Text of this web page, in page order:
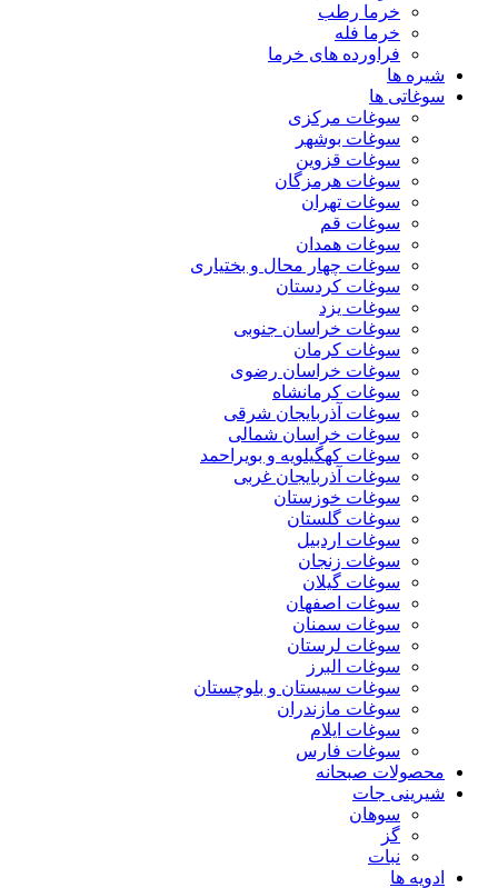
خرما رطب
خرما فله
فراورده های خرما
شیره ها
سوغاتی ها
سوغات مرکزی
سوغات بوشهر
سوغات قزوین
سوغات هرمزگان
سوغات تهران
سوغات قم
سوغات همدان
سوغات چهار محال و بختیاری
سوغات کردستان
سوغات یزد
سوغات خراسان جنوبی
سوغات کرمان
سوغات خراسان رضوی
سوغات کرمانشاه
سوغات آذربایجان شرقی
سوغات خراسان شمالی
سوغات کهگیلویه و بویراحمد
سوغات آذربایجان غربی
سوغات خوزستان
سوغات گلستان
سوغات اردبیل
سوغات زنجان
سوغات گیلان
سوغات اصفهان
سوغات سمنان
سوغات لرستان
سوغات البرز
سوغات سیستان و بلوچستان
سوغات مازندران
سوغات ایلام
سوغات فارس
محصولات صبحانه
شیرینی جات
سوهان
گز
نبات
ادویه ها